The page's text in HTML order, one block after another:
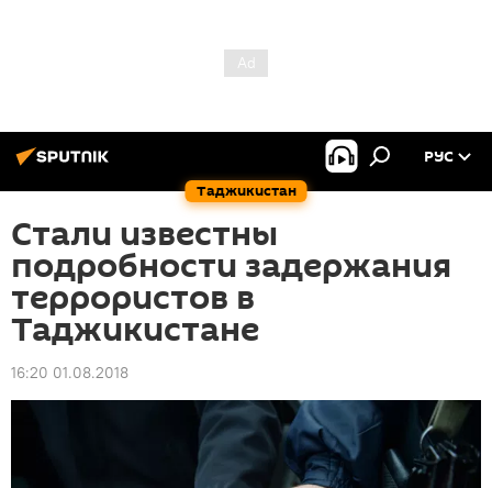
Таджикистан
РУС
Стали известны
подробности задержания
террористов в
Таджикистане
16:20 01.08.2018